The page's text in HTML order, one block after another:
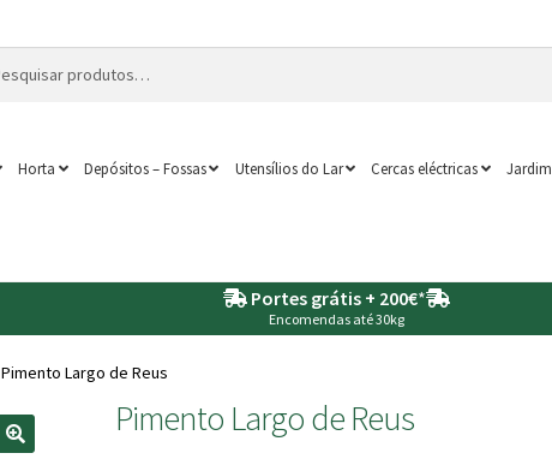
Horta Depósitos – Fossas Utensílios do Lar Cercas eléctricas Jardim
Portes grátis + 200€*
Encomendas até 30kg
Pimento Largo de Reus
Pimento Largo de Reus